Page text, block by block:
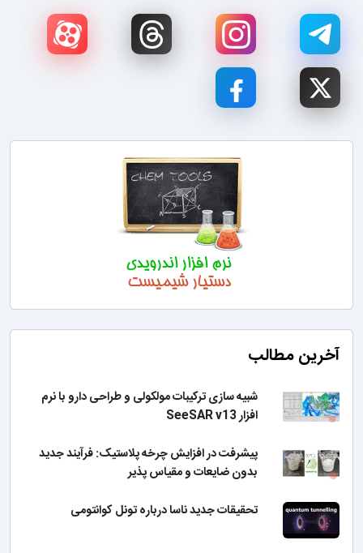
آخرین مطالب
شبیه سازی ترکیبات مولکولی و طراحی دارو با نرم
افزار SeeSAR v13
پیشرفت در افزایش چرخه پلاستیک: فرآیند جدید
بدون ضایعات و مقیاس پذیر
تحقیقات جدید ناسا درباره تونل کوانتومی